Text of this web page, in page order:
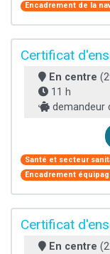
Encadrement de la
Certificat
En centre
11 h
demandeur
Santé et secteur
Encadrement
Certificat
En centre